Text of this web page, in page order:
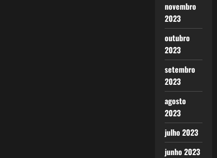
novembro
2023
outubro
2023
setembro
2023
agosto
2023
julho 2023
junho 2023